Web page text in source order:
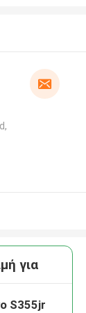
για
S355jr